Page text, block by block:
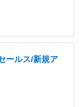
ールス/新規ア